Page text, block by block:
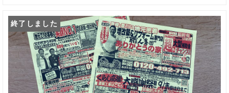
終了しました